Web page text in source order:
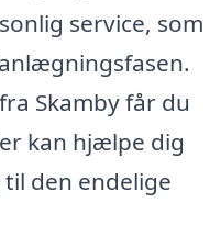
service, som
Skamby får du
kan hjælpe dig
den endelige